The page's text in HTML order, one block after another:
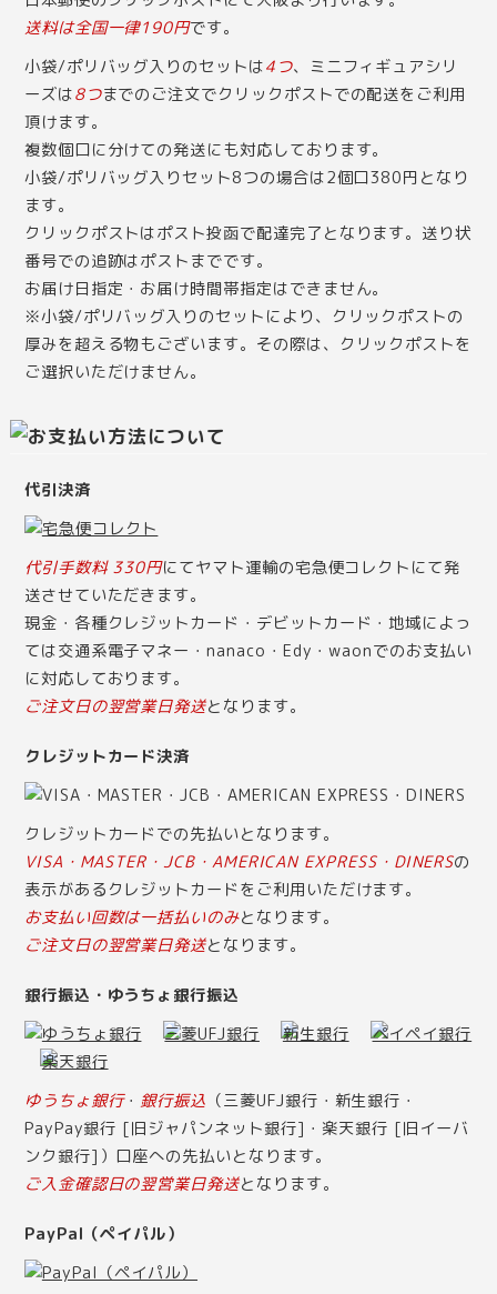
送料は全国一律190円です。
小袋/ポリバッグ入りのセットは4つ、ミニフィギュアシリ
ーズは8つまでのご注文でクリックポストでの配送をご利用
頂けます。
複数個口に分けての発送にも対応しております。
小袋/ポリバッグ入りセット8つの場合は2個口380円となり
ます。
クリックポストはポスト投函で配達完了となります。送り状
番号での追跡はポストまでです。
お届け日指定・お届け時間帯指定はできません。
※小袋/ポリバッグ入りのセットにより、クリックポストの
厚みを超える物もございます。その際は、クリックポストを
ご選択いただけません。
代引決済
代引手数料 330円にてヤマト運輸の宅急便コレクトにて発
送させていただきます。
現金・各種クレジットカード・デビットカード・地域によっ
ては交通系電子マネー・nanaco・Edy・waonでのお支払い
に対応しております。
ご注文日の翌営業日発送となります。
クレジットカード決済
クレジットカードでの先払いとなります。
VISA・MASTER・JCB・AMERICAN EXPRESS・DINERSの
表示があるクレジットカードをご利用いただけます。
お支払い回数は一括払いのみとなります。
ご注文日の翌営業日発送となります。
銀行振込・ゆうちょ銀行振込
ゆうちょ銀行・ 銀行振込 （三菱UFJ銀行・新生銀行・
PayPay銀行 [旧ジャパンネット銀行]・楽天銀行 [旧イーバ
ンク銀行]）口座への先払いとなります。
ご入金確認日の翌営業日発送となります。
PayPal（ペイパル）